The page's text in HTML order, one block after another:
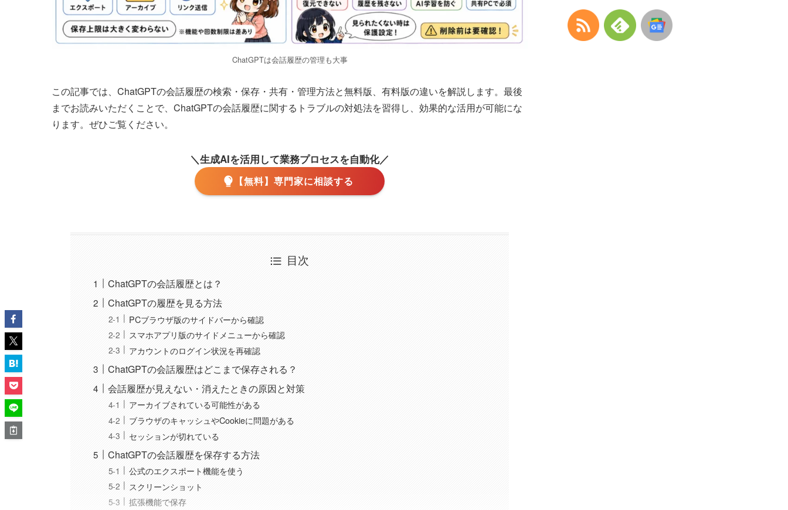
ChatGPTは会話履歴の管理も大事
この記事では、ChatGPTの会話履歴の検索・保存・共有・管理方法と無料版、有料版の違いを解説します。最後
までお読みいただくことで、ChatGPTの会話履歴に関するトラブルの対処法を習得し、効果的な活用が可能にな
ります。ぜひご覧ください。
＼生成AIを活用して業務プロセスを自動化／
【無料】専門家に相談する
目次
ChatGPTの会話履歴とは？
ChatGPTの履歴を見る方法
PCブラウザ版のサイドバーから確認
スマホアプリ版のサイドメニューから確認
アカウントのログイン状況を再確認
ChatGPTの会話履歴はどこまで保存される？
会話履歴が見えない・消えたときの原因と対策
アーカイブされている可能性がある
ブラウザのキャッシュやCookieに問題がある
セッションが切れている
ChatGPTの会話履歴を保存する方法
公式のエクスポート機能を使う
スクリーンショット
拡張機能で保存